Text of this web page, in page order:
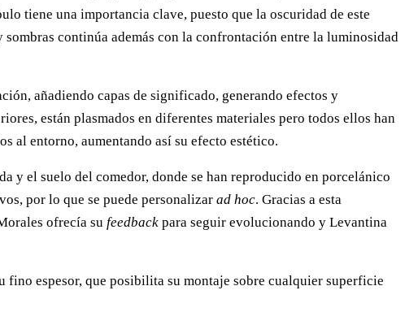
tiene una importancia clave, puesto que la oscuridad de este
continúa además con la confrontación entre la luminosidad
añadiendo capas de significado, generando efectos y
están plasmados en diferentes materiales pero todos ellos han
al entorno, aumentando así su efecto estético.
y el suelo del comedor, donde se han reproducido en porcelánico
por lo que se puede personalizar ad hoc. Gracias a esta
ofrecía su feedback para seguir evolucionando y Levantina
espesor, que posibilita su montaje sobre cualquier superficie